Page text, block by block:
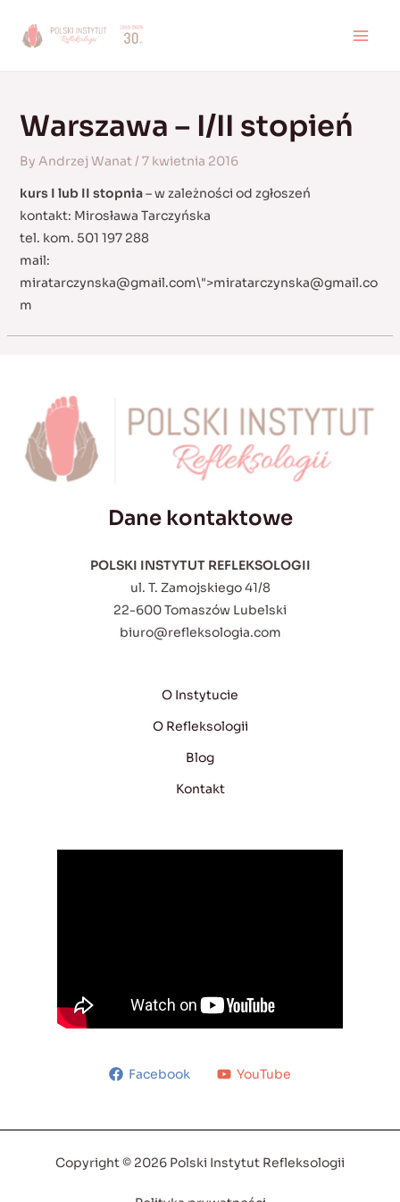
Warszawa – I/II stopień
By Andrzej Wanat/7 kwietnia 2016
kurs I lub II stopnia– w zależności od zgłoszeń
kontakt: Mirosława Tarczyńska
tel. kom. 501 197 288
mail:
miratarczynska@gmail.com\">miratarczynska@gmail.co
m
Dane kontaktowe
POLSKI INSTYTUT REFLEKSOLOGII
ul. T. Zamojskiego 41/8
22-600 Tomaszów Lubelski
biuro@refleksologia.com
O Instytucie
O Refleksologii
Blog
Kontakt
Facebook YouTube
Copyright © 2026 Polski Instytut Refleksologii